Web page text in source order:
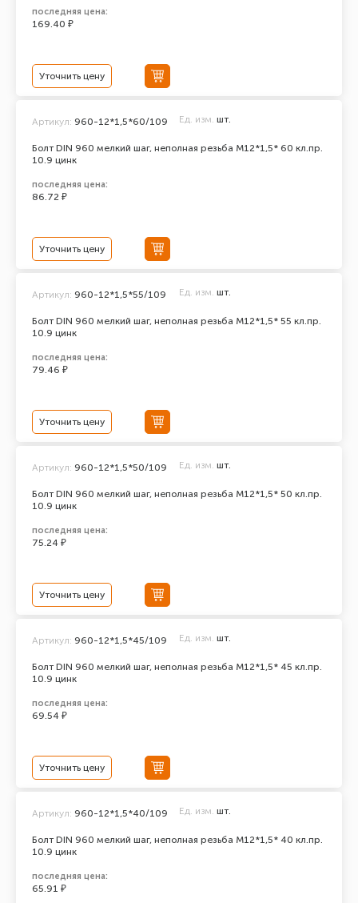
последняя цена:
169.40 ₽
Уточнить цену
Болт DIN 960 мелкий шаг, неполная резьба M12*1,5* 60 кл.пр.
10.9 цинк
Артикул: 960-12*1,5*60/109 Ед. изм. шт.
последняя цена:
86.72 ₽
Уточнить цену
Болт DIN 960 мелкий шаг, неполная резьба M12*1,5* 55 кл.пр.
10.9 цинк
Артикул: 960-12*1,5*55/109 Ед. изм. шт.
последняя цена:
79.46 ₽
Уточнить цену
Болт DIN 960 мелкий шаг, неполная резьба M12*1,5* 50 кл.пр.
10.9 цинк
Артикул: 960-12*1,5*50/109 Ед. изм. шт.
последняя цена:
75.24 ₽
Уточнить цену
Болт DIN 960 мелкий шаг, неполная резьба M12*1,5* 45 кл.пр.
10.9 цинк
Артикул: 960-12*1,5*45/109 Ед. изм. шт.
последняя цена:
69.54 ₽
Уточнить цену
Болт DIN 960 мелкий шаг, неполная резьба M12*1,5* 40 кл.пр.
10.9 цинк
Артикул: 960-12*1,5*40/109 Ед. изм. шт.
последняя цена:
65.91 ₽